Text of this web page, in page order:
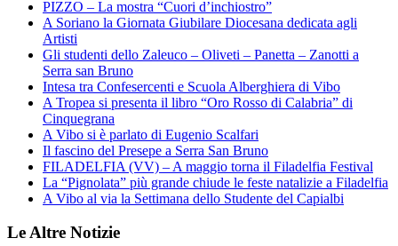
PIZZO – La mostra “Cuori d’inchiostro”
A Soriano la Giornata Giubilare Diocesana dedicata agli
Artisti
Gli studenti dello Zaleuco – Oliveti – Panetta – Zanotti a
Serra san Bruno
Intesa tra Confesercenti e Scuola Alberghiera di Vibo
A Tropea si presenta il libro “Oro Rosso di Calabria” di
Cinquegrana
A Vibo si è parlato di Eugenio Scalfari
Il fascino del Presepe a Serra San Bruno
FILADELFIA (VV) – A maggio torna il Filadelfia Festival
La “Pignolata” più grande chiude le feste natalizie a Filadelfia
A Vibo al via la Settimana dello Studente del Capialbi
Le Altre Notizie